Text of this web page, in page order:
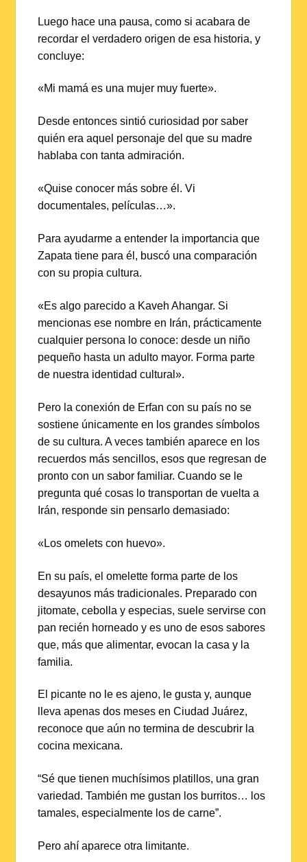
Luego hace una pausa, como si acabara de
recordar el verdadero origen de esa historia, y
concluye:
«Mi mamá es una mujer muy fuerte».
Desde entonces sintió curiosidad por saber
quién era aquel personaje del que su madre
hablaba con tanta admiración.
«Quise conocer más sobre él. Vi
documentales, películas…».
Para ayudarme a entender la importancia que
Zapata tiene para él, buscó una comparación
con su propia cultura.
«Es algo parecido a Kaveh Ahangar. Si
mencionas ese nombre en Irán, prácticamente
cualquier persona lo conoce: desde un niño
pequeño hasta un adulto mayor. Forma parte
de nuestra identidad cultural».
Pero la conexión de Erfan con su país no se
sostiene únicamente en los grandes símbolos
de su cultura. A veces también aparece en los
recuerdos más sencillos, esos que regresan de
pronto con un sabor familiar. Cuando se le
pregunta qué cosas lo transportan de vuelta a
Irán, responde sin pensarlo demasiado:
«Los omelets con huevo».
En su país, el omelette forma parte de los
desayunos más tradicionales. Preparado con
jitomate, cebolla y especias, suele servirse con
pan recién horneado y es uno de esos sabores
que, más que alimentar, evocan la casa y la
familia.
El picante no le es ajeno, le gusta y, aunque
lleva apenas dos meses en Ciudad Juárez,
reconoce que aún no termina de descubrir la
cocina mexicana.
“Sé que tienen muchísimos platillos, una gran
variedad. También me gustan los burritos… los
tamales, especialmente los de carne”.
Pero ahí aparece otra limitante.